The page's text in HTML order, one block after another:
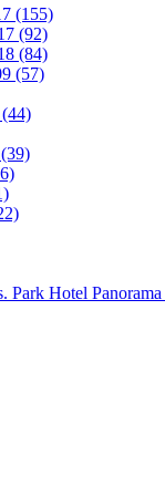
(155)
(92)
(84)
(57)
Park Hotel